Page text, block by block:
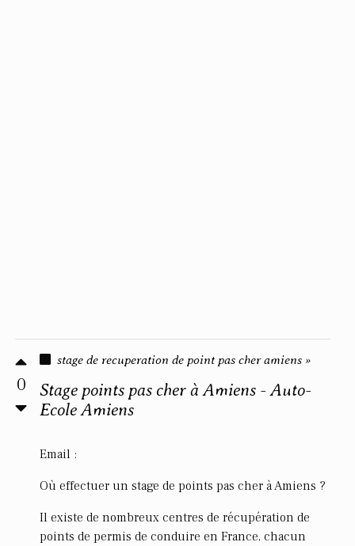
0
stage de recuperation de point pas cher amiens »
Stage points pas cher à Amiens - Auto-
Ecole Amiens
Email :
Où effectuer un stage de points pas cher à Amiens ?
Il existe de nombreux centres de récupération de
points de permis de conduire en France, chacun